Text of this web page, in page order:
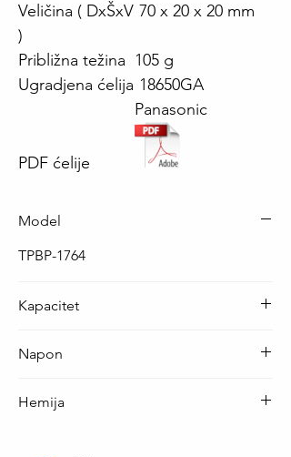
Veličina ( DxŠxV
)
70 x 20 x 20 mm
Približna težina 105 g
Ugradjena ćelija 18650GA
Panasonic
PDF ćelije
Model
TPBP-1764
Kapacitet
Napon
Hemija